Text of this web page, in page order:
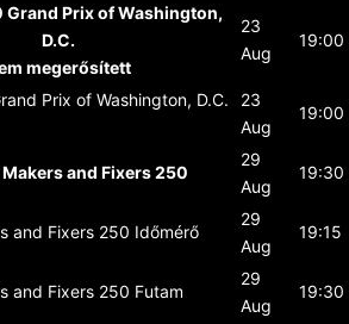
Grand Prix of Washington,
D.C.
megerősített
23
Aug
19:00
Prix of Washington, D.C.
23
Aug
19:00
and Fixers 250
29
Aug
19:30
and Fixers 250 Időmérő
29
Aug
19:15
and Fixers 250 Futam
29
Aug
19:30